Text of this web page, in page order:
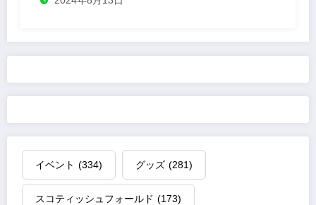
イベント (334) グッズ (281)
スコティッシュフォールド (173)